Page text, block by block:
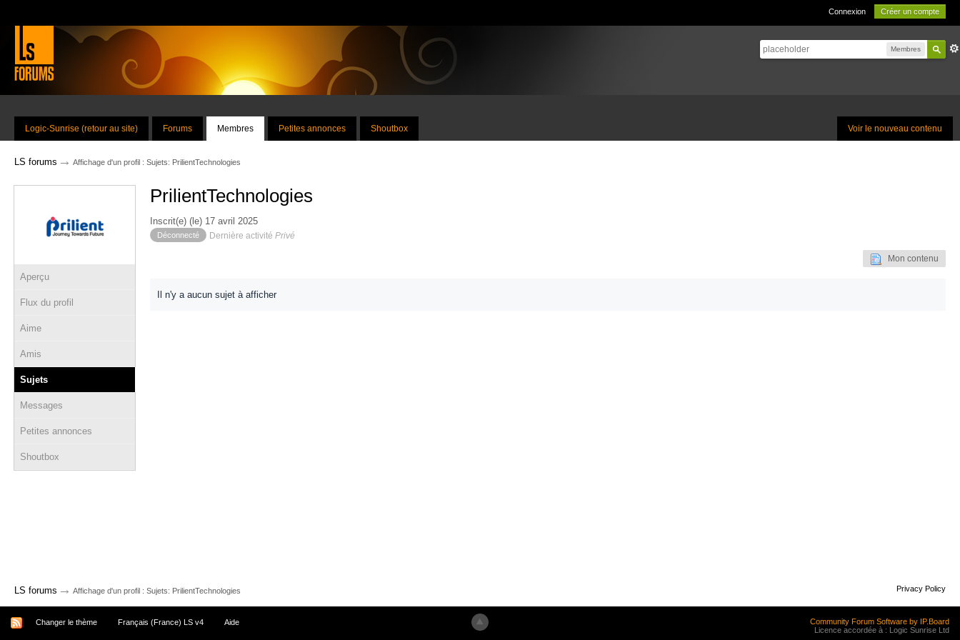
Connexion Créer un compte
Membres
Voir le nouveau contenu
Logic-Sunrise (retour au site) Forums Membres Petites annonces Shoutbox
LS forums → Affichage d'un profil : Sujets: PrilientTechnologies
Aperçu
Flux du profil
Aime
Amis
Sujets
Messages
Petites annonces
Shoutbox
PrilientTechnologies
Inscrit(e) (le) 17 avril 2025
Déconnecté Dernière activité Privé
Mon contenu
Il n'y a aucun sujet à afficher
LS forums → Affichage d'un profil : Sujets: PrilientTechnologies Privacy Policy
Changer le thème Français (France) LS v4 Aide
Community Forum Software by IP.Board
Licence accordée à : Logic Sunrise Ltd